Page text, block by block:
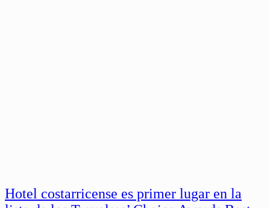
Hotel costarricense es primer lugar en la